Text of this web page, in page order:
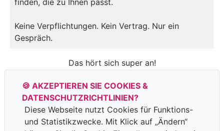
🍪 AKZEPTIEREN SIE COOKIES &
DATENSCHUTZ­RICHTLINIEN?
Diese Webseite nutzt Cookies für Funktions-
und Statistik­zwecke. Mit Klick auf „Ändern“
finden, die zu Ihnen passt.
Keine Verpflichtungen. Kein Vertrag. Nur ein
Gespräch.
Das hört sich super an!
Ich möchte mich engagieren